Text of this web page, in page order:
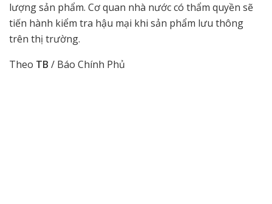
lượng sản phẩm. Cơ quan nhà nước có thẩm quyền sẽ
tiến hành kiểm tra hậu mại khi sản phẩm lưu thông
trên thị trường.
Theo TB / Báo Chính Phủ